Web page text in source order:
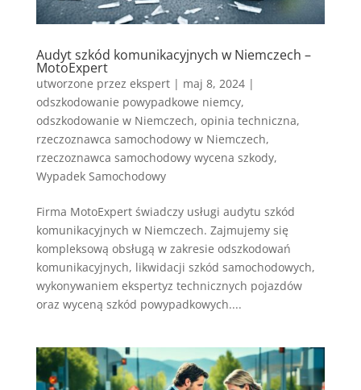
Audyt szkód komunikacyjnych w Niemczech –
MotoExpert
utworzone przez ekspert| maj 8, 2024|
odszkodowanie powypadkowe niemcy,
odszkodowanie w Niemczech, opinia techniczna,
rzeczoznawca samochodowy w Niemczech,
rzeczoznawca samochodowy wycena szkody,
Wypadek Samochodowy
Firma MotoExpert świadczy usługi audytu szkód
komunikacyjnych w Niemczech. Zajmujemy się
kompleksową obsługą w zakresie odszkodowań
komunikacyjnych, likwidacji szkód samochodowych,
wykonywaniem ekspertyz technicznych pojazdów
oraz wyceną szkód powypadkowych....